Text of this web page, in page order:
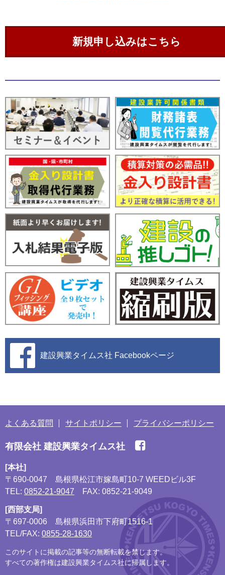
新規申し込みはこちら
建設興業タイムス社 Facebookページ
よくある質問 サイトポリシー プライバシーポリシー
有限会社 建設興業タイムス社
[本社]
〒690-0047
島根県松江市嫁島町10-7 WEEDビル3F
TEL: 0852-21-9047 FAX: 0852-21-9049
[西部支局]
〒697-0006
島根県浜田市下府町1516-1
TEL/FAX: 0855-28-1630
このサイトに掲載の記事等の無断転載を禁じます。
すべての著作権は建設興業タイムス社に帰属します。